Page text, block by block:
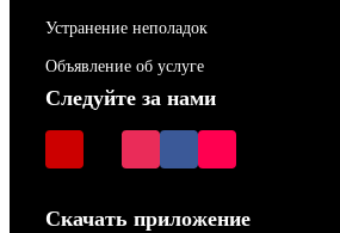
Устранение неполадок
Объявление об услуге
Следуйте за нами
Скачать приложение